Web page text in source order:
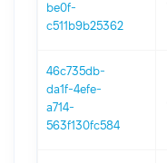
be0f-
c511b9b25362
46c735db-
da1f-4efe-
a714-
563f130fc584